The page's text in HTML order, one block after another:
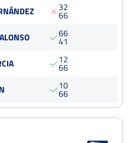
3
6
2
6
6
4
6
1
1
6
2
6
1
6
0
6